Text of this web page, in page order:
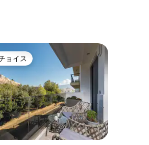
ストチョイスです。
ョイス